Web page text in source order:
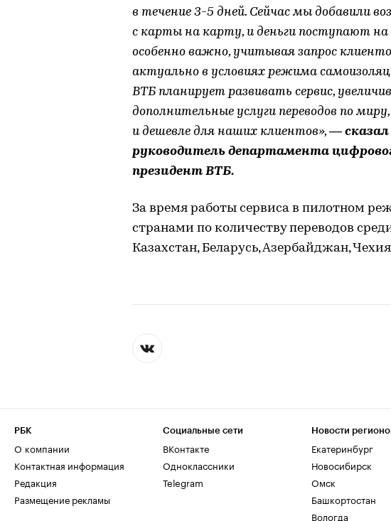
в течение 3-5 дней. Сейчас мы добавили
с карты на карту, и деньги поступают на
особенно важно, учитывая запрос
актуально в условиях режима
ВТБ планирует развивать сервис,
дополнительные услуги переводов по
и дешевле для наших клиентов», —
руководитель департамента
президент ВТБ.
За время работы сервиса в пилотном
странами по количеству переводов
Казахстан, Беларусь, Азербайджан,
РБК
О компании
Контактная информация
Редакция
Размещение рекламы
Социальные сети
ВКонтакте
Одноклассники
Telegram
Новости
Екатеринбург
Новосибирск
Омск
Башкортостан
Вологда